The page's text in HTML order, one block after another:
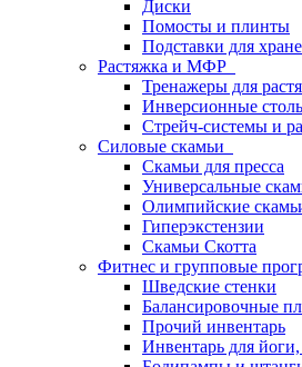
Диски
Помосты и плинты
Подставки для
Растяжка и МФР
Тренажеры для
Инверсионные
Стрейч-системы и
Силовые скамьи
Скамьи для пресса
Универсальные
Олимпийские
Гиперэкстензии
Скамьи Скотта
Фитнес и групповые
Шведские стенки
Балансировочные
Прочий инвентарь
Инвентарь для